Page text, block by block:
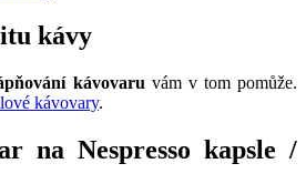
kávy
kávovaru vám v tom pomůže.
kávovary.
na Nespresso kapsle /